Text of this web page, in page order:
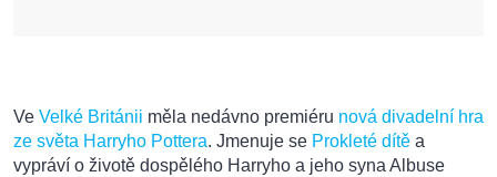
Ve Velké Británii měla nedávno premiéru nová divadelní hra
ze světa Harryho Pottera. Jmenuje se Prokleté dítě a
vypráví o životě dospělého Harryho a jeho syna Albuse